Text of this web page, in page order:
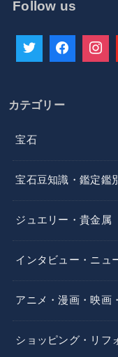
Follow us
カテゴリー
宝石
宝石豆知識・鑑定鑑
ジュエリー・貴金属
インタビュー・ニュ
アニメ・漫画・映画
ショッピング・リフ